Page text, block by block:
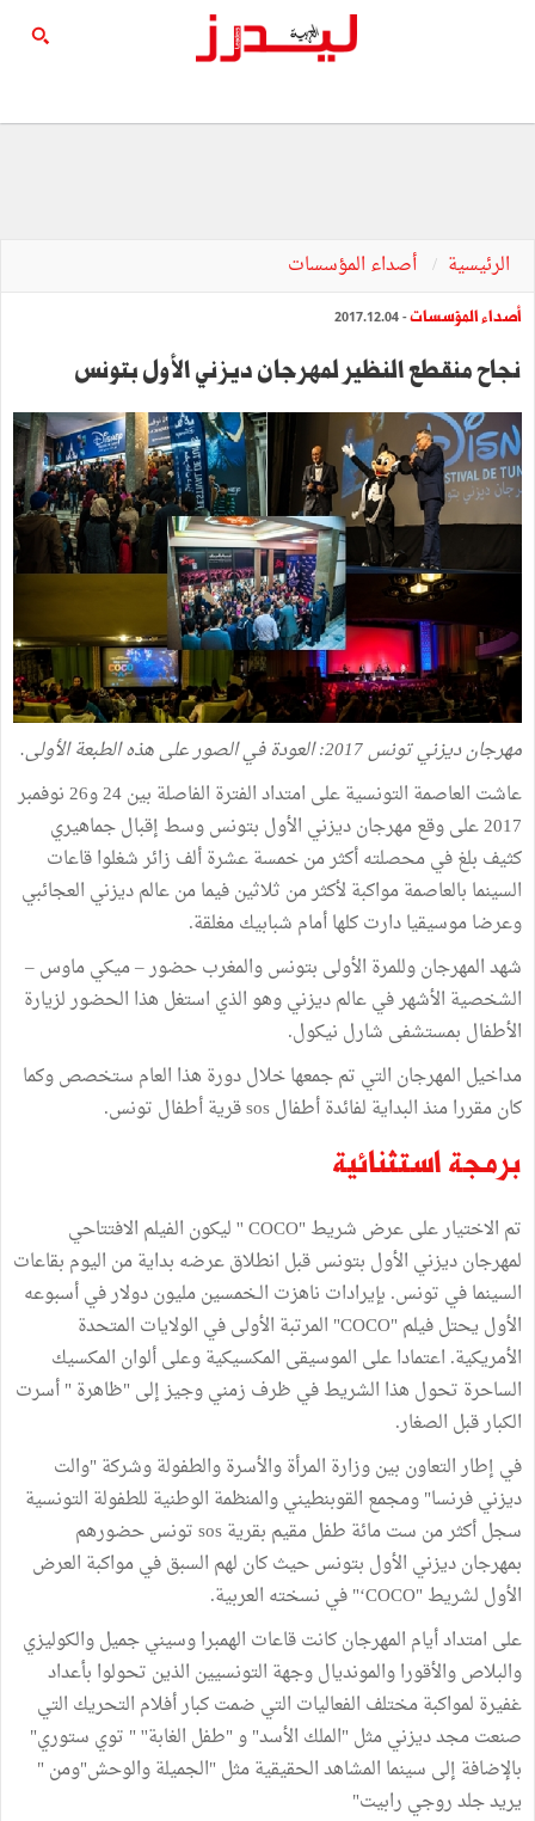
الرئيسية أصداء المؤسسات
أصداء المؤسسات- 2017.12.04
نجاح منقطع النظير لمهرجان ديزني الأول بتونس
مهرجان ديزني تونس 2017: العودة في الصور على هذه الطبعة الأولى.
عاشت العاصمة التونسية على امتداد الفترة الفاصلة بين 24 و26 نوفمبر
2017 على وقع مهرجان ديزني الأول بتونس وسط إقبال جماهيري
كثيف بلغ في محصلته أكثر من خمسة عشرة ألف زائر شغلوا قاعات
السينما بالعاصمة مواكبة لأكثر من ثلاثين فيما من عالم ديزني العجائبي
وعرضا موسيقيا دارت كلها أمام شبابيك مغلقة.
شهد المهرجان وللمرة الأولى بتونس والمغرب حضور – ميكي ماوس –
الشخصية الأشهر في عالم ديزني وهو الذي استغل هذا الحضور لزيارة
الأطفال بمستشفى شارل نيكول.
مداخيل المهرجان التي تم جمعها خلال دورة هذا العام ستخصص وكما
كان مقررا منذ البداية لفائدة أطفال sos قرية أطفال تونس.
برمجة استثنائية
تم الاختيار على عرض شريط "COCO '' ليكون الفيلم الافتتاحي
لمهرجان ديزني الأول بتونس قبل انطلاق عرضه بداية من اليوم بقاعات
السينما في تونس. بإيرادات ناهزت الـخمسين مليون دولار في أسبوعه
الأول يحتل فيلم "COCO" المرتبة الأولى في الولايات المتحدة
الأمريكية. اعتمادا على الموسيقى المكسيكية وعلى ألوان المكسيك
الساحرة تحول هذا الشريط في ظرف زمني وجيز إلى "ظاهرة " أسرت
الكبار قبل الصغار.
في إطار التعاون بين وزارة المرأة والأسرة والطفولة وشركة "والت
ديزني فرنسا" ومجمع القوبنطيني والمنظمة الوطنية للطفولة التونسية
سجل أكثر من ست مائة طفل مقيم بقرية sos تونس حضورهم
بمهرجان ديزني الأول بتونس حيث كان لهم السبق في مواكبة العرض
الأول لشريط "COCO‘" في نسخته العربية.
على امتداد أيام المهرجان كانت قاعات الهمبرا وسيني جميل والكوليزي
والبلاص والأقورا والمونديال وجهة التونسيين الذين تحولوا بأعداد
غفيرة لمواكبة مختلف الفعاليات التي ضمت كبار أفلام التحريك التي
صنعت مجد ديزني مثل "الملك الأسد" و "طفل الغابة'' " توي ستوري"
بالإضافة إلى سينما المشاهد الحقيقية مثل "الجميلة والوحش"ومن "
يريد جلد روجي رابيت"